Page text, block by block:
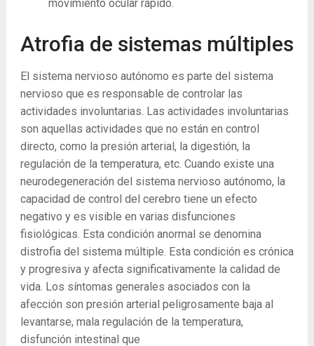
movimiento ocular rápido.
Atrofia de sistemas múltiples
El sistema nervioso autónomo es parte del sistema
nervioso que es responsable de controlar las
actividades involuntarias. Las actividades involuntarias
son aquellas actividades que no están en control
directo, como la presión arterial, la digestión, la
regulación de la temperatura, etc. Cuando existe una
neurodegeneración del sistema nervioso autónomo, la
capacidad de control del cerebro tiene un efecto
negativo y es visible en varias disfunciones
fisiológicas. Esta condición anormal se denomina
distrofia del sistema múltiple. Esta condición es crónica
y progresiva y afecta significativamente la calidad de
vida. Los síntomas generales asociados con la
afección son presión arterial peligrosamente baja al
levantarse, mala regulación de la temperatura,
disfunción intestinal que